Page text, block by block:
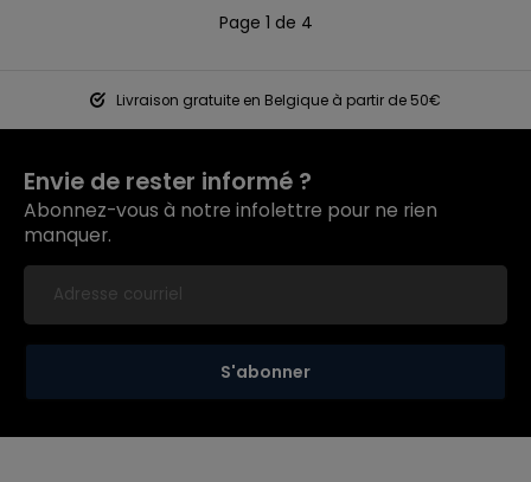
Page 1 de 4
Livraison gratuite en Belgique à partir de 50€
Envie de rester informé ?
Abonnez-vous à notre infolettre pour ne rien
manquer.
S'abonner